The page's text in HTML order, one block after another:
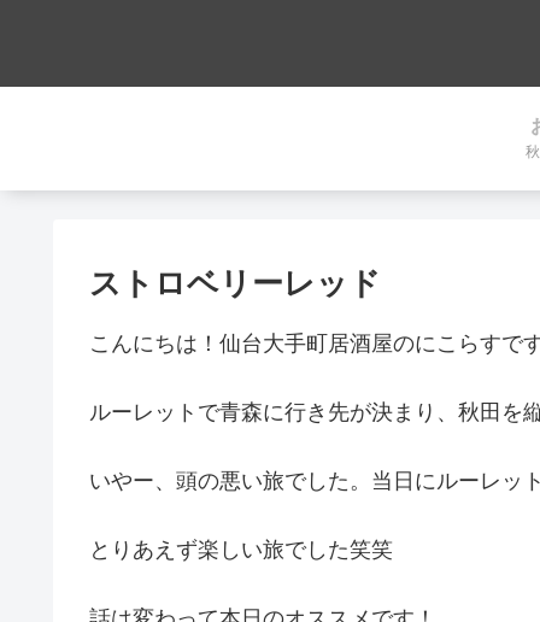
ストロベリーレッド
こんにちは！仙台大手町居酒屋のにこらすで
ルーレットで青森に行き先が決まり、秋田を
いやー、頭の悪い旅でした。当日にルーレッ
とりあえず楽しい旅でした笑笑